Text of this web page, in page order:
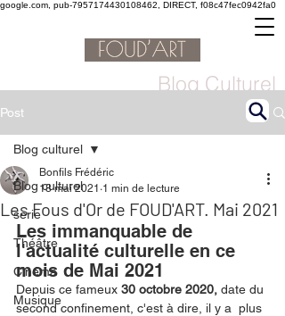
google.com, pub-7957174430108462, DIRECT, f08c47fec0942fa0
Blog Culturel
Post
Blog culturel
serie
Théâtre
Cinéma
Musique
Blog culturel
Les Fous d'Or de FOUD'ART. Mai 2021
Bonfils Frédéric
18 mai 2021 1 min de lecture
Les immanquable de
l'actualité culturelle en ce
mois de Mai 2021
Depuis ce fameux 30 octobre 2020, date du
second confinement, c'est à dire, il y a  plus